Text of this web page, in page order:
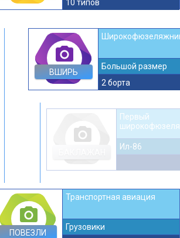
10 типов
photo_camera
ВШИРЬ
Большой размер
2 борта
photo_camera
Первый
Ил-86
photo_camera
ПОВЕЗЛИ
Транспортная авиация
Грузовики